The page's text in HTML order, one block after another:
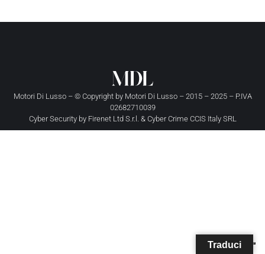
Motori Di Lusso – © Copyright by Motori Di Lusso– 2015 – 2025 – P.IVA
02682710039
Cyber Security by Firenet Ltd S.r.l. & Cyber Crime CCIS Italy SRL
Traduci